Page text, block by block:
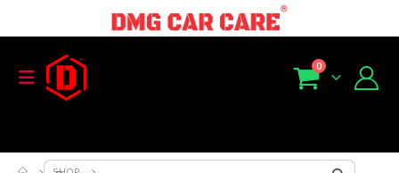
Search Search Button
0